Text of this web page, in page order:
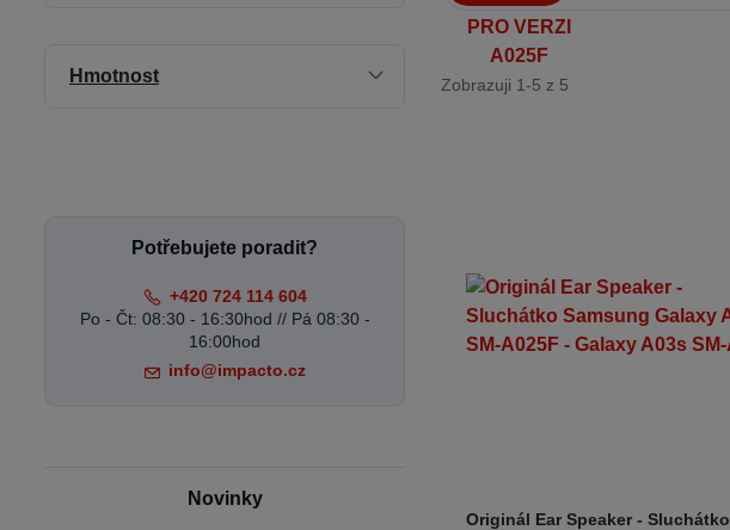
Zobrazuji 1-5 z 5
Originál Ear Speaker - Sluchátko
Hmotnost
Potřebujete poradit?
+420 724 114 604
Po - Čt: 08:30 - 16:30hod // Pá 08:30 -
16:00hod
info@impacto.cz
Novinky